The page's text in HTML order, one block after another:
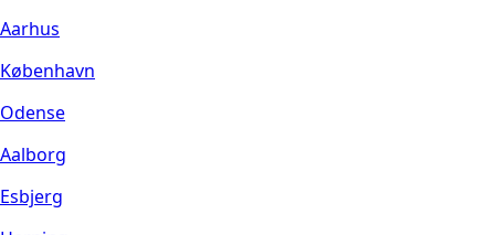
Aarhus
København
Odense
Aalborg
Esbjerg